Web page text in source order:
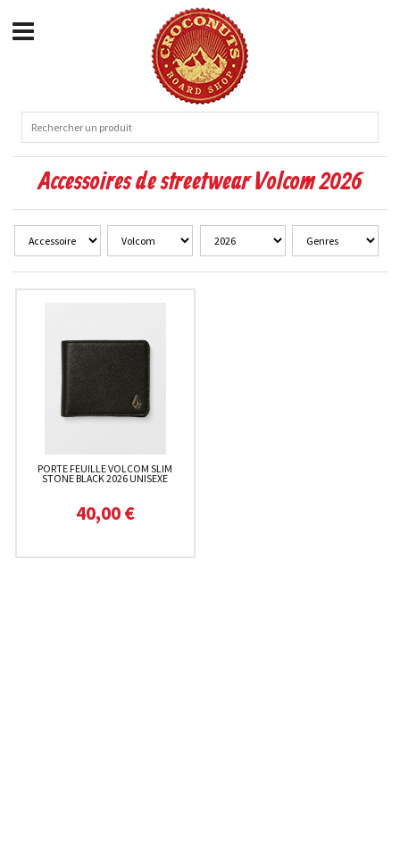
Accessoires de streetwear Volcom 2026
PORTE FEUILLE VOLCOM SLIM
STONE BLACK 2026 UNISEXE
40,00 €